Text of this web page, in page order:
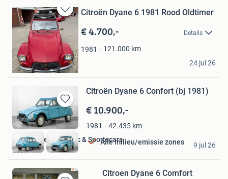
Bewaren
in
Mijn
Favorieten
Citroën Dyane 6 1981 Rood Oldtimer
€ 4.700,- Details
1981 121.000 km
de Jong
Leeuwarden
24 jul 26
Bewaren
in
Mijn
Favorieten
Citroën Dyane 6 Confort (bj 1981)
€ 10.900,-
1981 42.435 km
Alle milieu/emissie zones
Hofman Leek Classic & Sportscars
Leek
9 jul 26
Citroen Dyane 6 Comfort